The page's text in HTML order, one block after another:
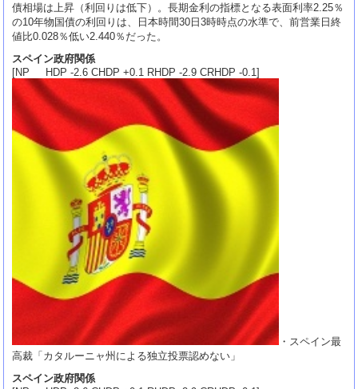
債相場は上昇（利回りは低下）。長期金利の指標となる表面利率2.25％
の10年物国債の利回りは、日本時間30日3時時点の水準で、前営業日終
値比0.028％低い2.440％だった。
スペイン政府関係
[NP HDP -2.6 CHDP +0.1 RHDP -2.9 CRHDP -0.1]
・スペイン最
高裁「カタルーニャ州による独立投票認めない」
スペイン政府関係